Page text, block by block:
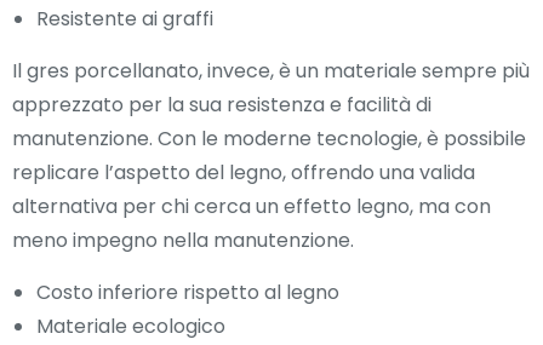
Resistente ai graffi
Il gres porcellanato, invece, è un materiale sempre più
apprezzato per la sua resistenza e facilità di
manutenzione. Con le moderne tecnologie, è possibile
replicare l’aspetto del legno, offrendo una valida
alternativa per chi cerca un effetto legno, ma con
meno impegno nella manutenzione.
Costo inferiore rispetto al legno
Materiale ecologico